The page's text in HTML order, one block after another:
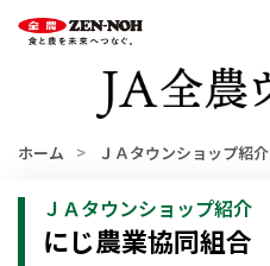
ホーム ＪＡタウンショップ紹介
ＪＡタウンショップ紹介
にじ農業協同組合